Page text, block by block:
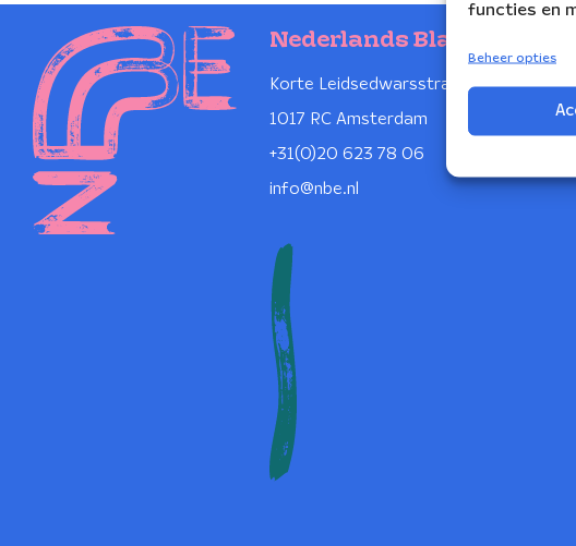
functies en
Beheer opties
Nederlands Blazers
Korte Leidsedwarsstraat 12
1017 RC Amsterdam
+31(0)20 623 78 06
info@nbe.nl